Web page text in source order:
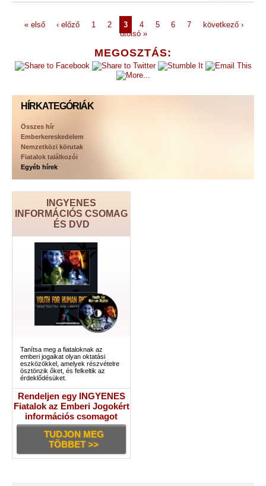
MEGOSZTÁS:
HÍRKATEGÓRIÁK
Összes hír
Emberkereskedelem
Nemzetközi körutak
Fiatalok találkozói
Egyéb hírek
INGYENES
INFORMÁCIÓS CSOMAG
ÉS DVD
Tanítsa meg a fiataloknak az
emberi jogaikat olyan oktatási
eszközökkel, amelyek részvételre
ösztönzik őket, és felkeltik az
érdeklődésüket.
Rendeljen egy INGYENES
Fiatalok az Emberi Jogokért
információs csomagot
TUDJON MEG
TÖBBET >>
« első ‹ előző 1 2 3 4 5 6 7
következő ›
utolsó »